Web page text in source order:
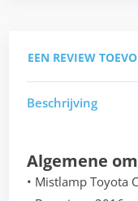
EEN REVIEW
Beschrijving
Algemene
• Mistlamp Toyota